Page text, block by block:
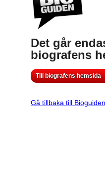
Det går
biografens
Till biografens hemsida
Gå tillbaka till Bioguiden